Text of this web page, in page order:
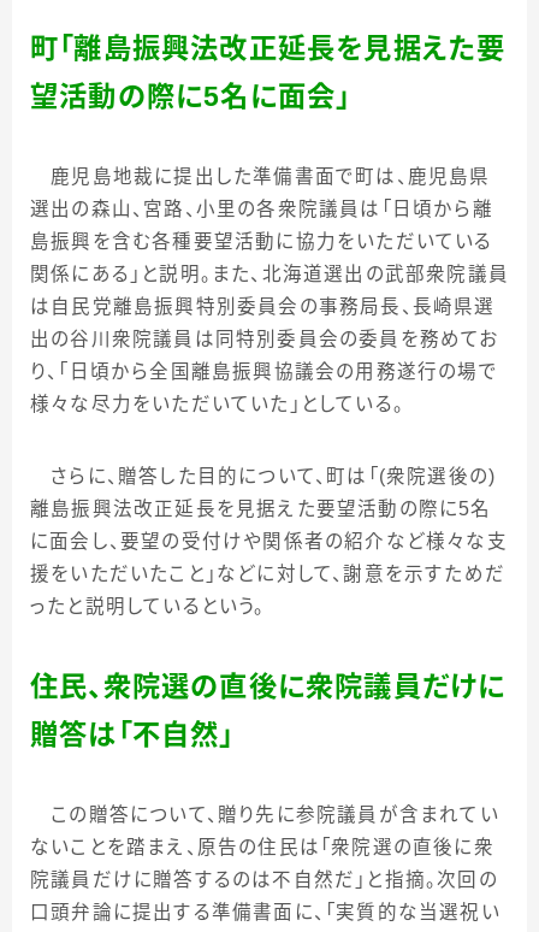
町「離島振興法改正延長を見据えた要
望活動の際に5名に面会」
鹿児島地裁に提出した準備書面で町は、鹿児島県
選出の森山、宮路、小里の各衆院議員は「日頃から離
島振興を含む各種要望活動に協力をいただいている
関係にある」と説明。また、北海道選出の武部衆院議員
は自民党離島振興特別委員会の事務局長、長崎県選
出の谷川衆院議員は同特別委員会の委員を務めてお
り、「日頃から全国離島振興協議会の用務遂行の場で
様々な尽力をいただいていた」としている。
さらに、贈答した目的について、町は「 (衆院選後の)
離島振興法改正延長を見据えた要望活動の際に5名
に面会し、要望の受付けや関係者の紹介など様々な支
援をいただいたこと」などに対して、謝意を示すためだ
ったと説明しているという。
住民、衆院選の直後に衆院議員だけに
贈答は「不自然」
この贈答について、贈り先に参院議員が含まれてい
ないことを踏まえ、原告の住民は「衆院選の直後に衆
院議員だけに贈答するのは不自然だ」と指摘。次回の
口頭弁論に提出する準備書面に、「実質的な当選祝い